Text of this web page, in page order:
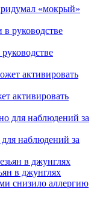
«мокрый»
активировать
наблюдений за
в джунглях